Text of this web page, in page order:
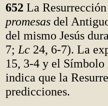
652 La
promesas del
del mismo Jesús
7; Lc 24, 6-7). La
15, 3-4 y el
indica que la
predicciones.